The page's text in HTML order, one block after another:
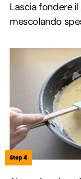
Lascia fondere
mescolando
Step 4